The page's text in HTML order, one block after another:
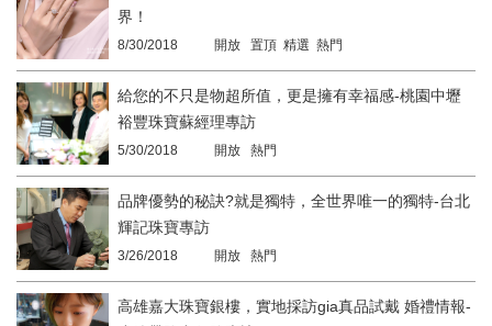
界！
8/30/2018 開放 置頂 精選 熱門
給您的不只是物超所值，更是擁有幸福感-桃園中壢
裕豐珠寶蘇經理專訪
5/30/2018 開放 熱門
品牌優勢的秘訣?就是獨特，全世界唯一的獨特-台北
輝記珠寶專訪
3/26/2018 開放 熱門
高雄嘉大珠寶銀樓，實地採訪gia真品試戴 婚禮情報-